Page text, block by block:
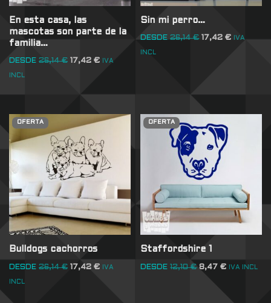
En esta casa, las
mascotas son parte de la
familia…
DESDE 26,14€ 17,42 € IVA
INCL
Sin mi perro…
DESDE 26,14€ 17,42€ IVA
INCL
OFERTA
Bulldogs cachorros
DESDE 26,14€ 17,42 € IVA
INCL
OFERTA
Staffordshire 1
DESDE 12,10€ 8,47€ IVA INCL